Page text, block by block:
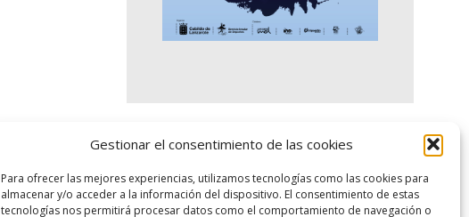
Gestionar el consentimiento de las cookies
Para ofrecer las mejores experiencias, utilizamos tecnologías como las cookies para
almacenar y/o acceder a la información del dispositivo. El consentimiento de estas
tecnologías nos permitirá procesar datos como el comportamiento de navegación o
logo SID